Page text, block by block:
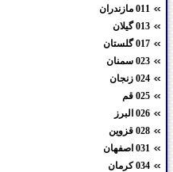
011 مازندران
013 گیلان
017 گلستان
023 سمنان
024 زنجان
025 قم
026 البرز
028 قزوین
031 اصفهان
034 کرمان